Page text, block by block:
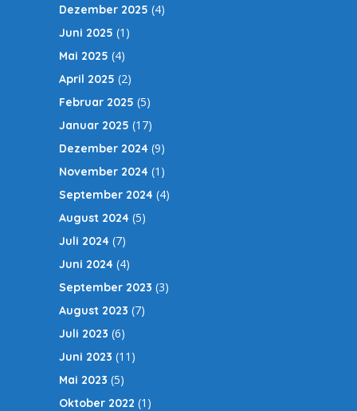
Dezember 2025 (4)
Juni 2025 (1)
Mai 2025 (4)
April 2025 (2)
Februar 2025 (5)
Januar 2025 (17)
Dezember 2024 (9)
November 2024 (1)
September 2024 (4)
August 2024 (5)
Juli 2024 (7)
Juni 2024 (4)
September 2023 (3)
August 2023 (7)
Juli 2023 (6)
Juni 2023 (11)
Mai 2023 (5)
Oktober 2022 (1)